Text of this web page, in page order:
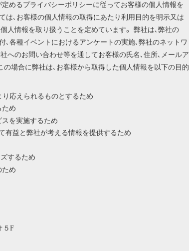
定めるプライバシーポリシーに従ってお客様の個人情報を
は､お客様の個人情報の取得にあたり利用目的を明示又は
人情報を取り扱うことを定めています。 弊社は､弊社の
､各種イベントにおけるアンケートの実施､弊社のネットワ
へのお問い合わせ等を通してお客様の氏名､住所､メールア
場合に弊社は､お客様から取得した個人情報を以下の目的
り応えられるものとするため
ため
を実施するため
有益と弊社が考える情報を提供するため
するため
ため
５F